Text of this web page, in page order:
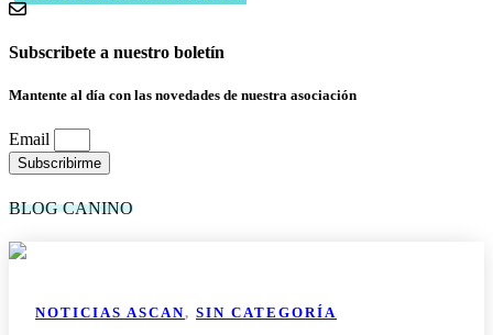
Subscribete a nuestro boletín
Mantente al día con las novedades de nuestra asociación
Email
Subscribirme
BLOG CANINO
NOTICIAS ASCAN, SIN CATEGORÍA